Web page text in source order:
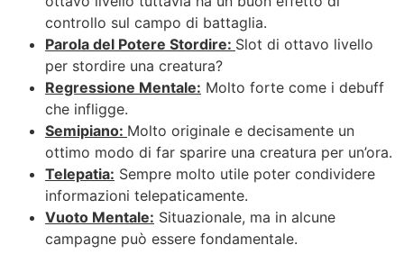
controllo sul campo di battaglia.
Parola del Potere Stordire: Slot di ottavo livello
per stordire una creatura?
Regressione Mentale: Molto forte come i debuff
che infligge.
Semipiano: Molto originale e decisamente un
ottimo modo di far sparire una creatura per un’ora.
Telepatia: Sempre molto utile poter condividere
informazioni telepaticamente.
Vuoto Mentale: Situazionale, ma in alcune
campagne può essere fondamentale.